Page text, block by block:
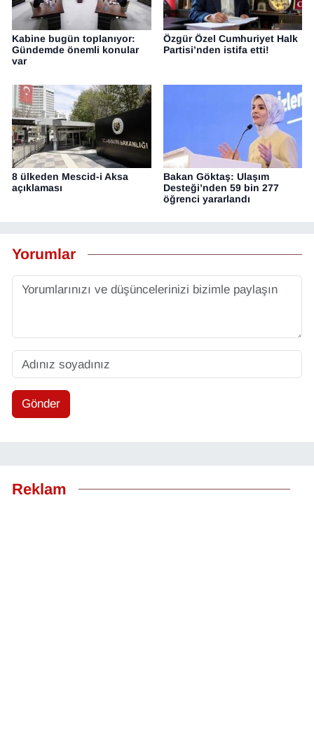
Kabine bugün toplanıyor:
Gündemde önemli konular
var
Özgür Özel Cumhuriyet Halk
Partisi’nden istifa etti!
8 ülkeden Mescid-i Aksa
açıklaması
Bakan Göktaş: Ulaşım
Desteği’nden 59 bin 277
öğrenci yararlandı
Yorumlar
Gönder
Reklam